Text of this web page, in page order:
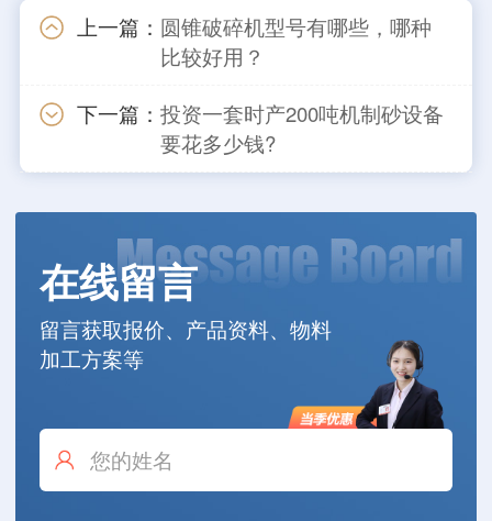
上一篇： 圆锥破碎机型号有哪些，哪种
比较好用？
下一篇： 投资一套时产200吨机制砂设备
要花多少钱?
在线留言
留言获取报价、产品资料、物料
加工方案等